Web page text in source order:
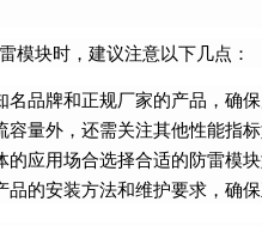
模块时，建议注意以下几点：
名品牌和正规厂家的产品，确
容量外，还需关注其他性能指
的应用场合选择合适的防雷模
品的安装方法和维护要求，确